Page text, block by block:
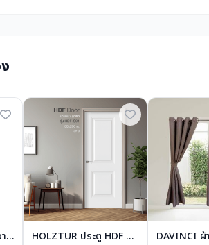
ประตูภายนอก UPVC เจาะลูกบิด ECO-DOOR TLW 80x200 ซม. สีขาว HOLZTUR ประตู HDF บานทึบ 2ลูกฟัก HDF-S01 80x200ซม. สีขาว